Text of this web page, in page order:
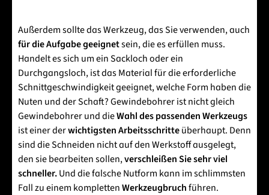
Außerdem sollte das Werkzeug, das Sie verwenden, auch
für die Aufgabe geeignetsein, die es erfüllen muss.
Handelt es sich um ein Sackloch oder ein
Durchgangsloch, ist das Material für die erforderliche
Schnittgeschwindigkeit geeignet, welche Form haben die
Nuten und der Schaft? Gewindebohrer ist nicht gleich
Gewindebohrer und dieWahl des passenden Werkzeugs
ist einer derwichtigsten Arbeitsschritteüberhaupt. Denn
sind die Schneiden nicht auf den Werkstoff ausgelegt,
den sie bearbeiten sollen,verschleißen Sie sehr viel
schneller.Und die falsche Nutform kann im schlimmsten
Fall zu einem komplettenWerkzeugbruchführen.